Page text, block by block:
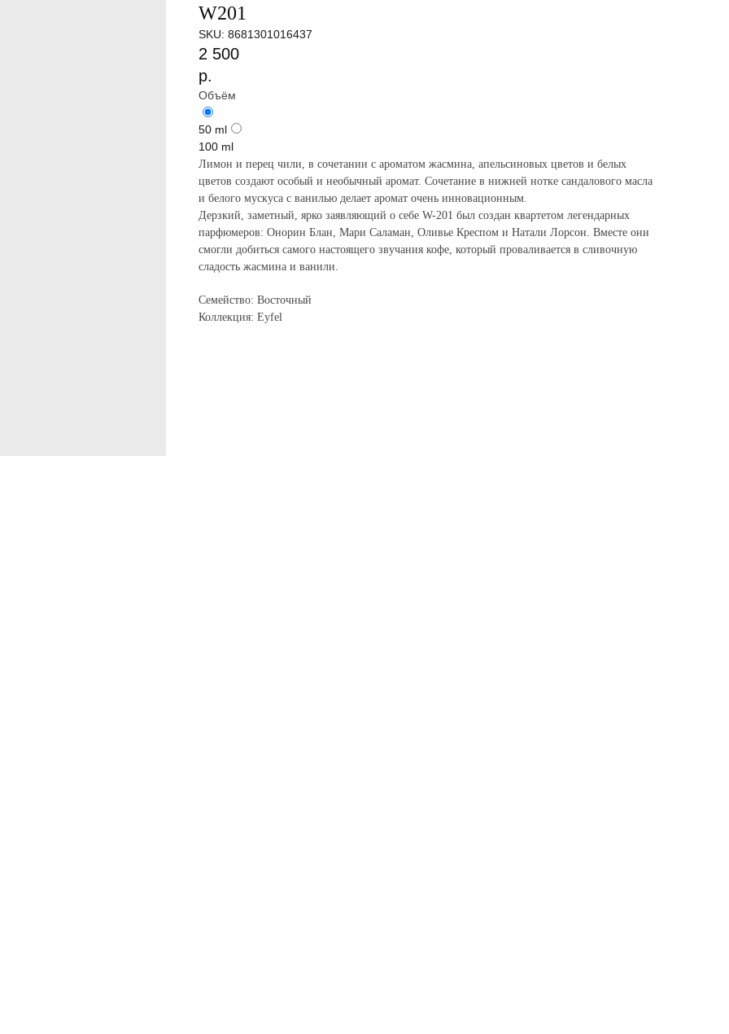
W201
SKU: 8681301016437
2 500
р.
Объём
50 ml
100 ml
Лимон и перец чили, в сочетании с ароматом жасмина, апельсиновых цветов и белых
цветов создают особый и необычный аромат. Сочетание в нижней нотке сандалового масла
и белого мускуса с ванилью делает аромат очень инновационным.
Дерзкий, заметный, ярко заявляющий о себе W-201 был создан квартетом легендарных
парфюмеров: Онорин Блан, Мари Саламан, Оливье Креспом и Натали Лорсон. Вместе они
смогли добиться самого настоящего звучания кофе, который проваливается в сливочную
сладость жасмина и ванили.
Семейство: Восточный
Коллекция: Eyfel